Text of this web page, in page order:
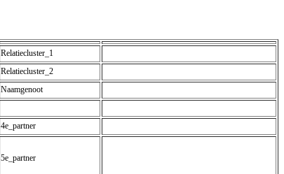
Relatiecluster_1
Relatiecluster_2
Naamgenoot
4e_partner
5e_partner